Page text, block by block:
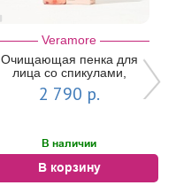
Veramore
Очищающая пенка для
лица cо спикулами,
маслом чайного дерева и
гидролатом розы V...
2 790 р.
В наличии
В корзину